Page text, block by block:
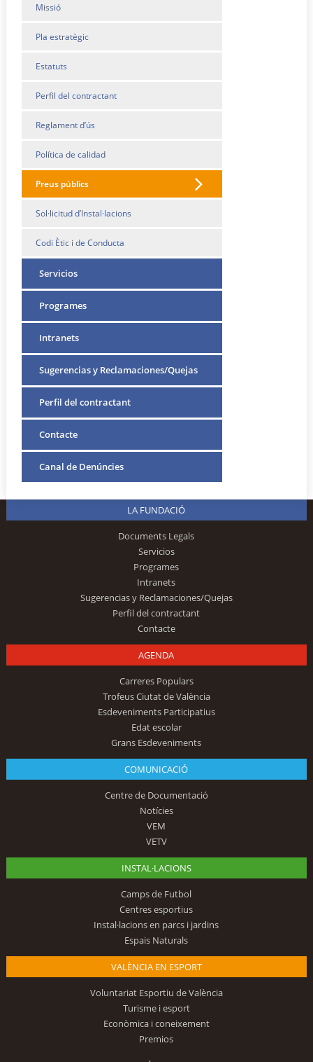
Missió
Pla estratègic
Estatuts
Perfil del contractant
Reglament d’ús
Política de calidad
Preus públics
Sol·licitud d’Instal·lacions
Codi Ètic i de Conducta
Servicios
Programes
Intranets
Sugerencias y Reclamaciones/Quejas
Perfil del contractant
Contacte
Canal de Denúncies
LA FUNDACIÓ
Documents Legals
Servicios
Programes
Intranets
Sugerencias y Reclamaciones/Quejas
Perfil del contractant
Contacte
AGENDA
Carreres Populars
Trofeus Ciutat de València
Esdeveniments Participatius
Edat escolar
Grans Esdeveniments
COMUNICACIÓ
Centre de Documentació
Notícies
VEM
VETV
INSTAL·LACIONS
Camps de Futbol
Centres esportius
Instal·lacions en parcs i jardins
Espais Naturals
VALÈNCIA EN ESPORT
Voluntariat Esportiu de València
Turisme i esport
Econòmica i coneixement
Premios